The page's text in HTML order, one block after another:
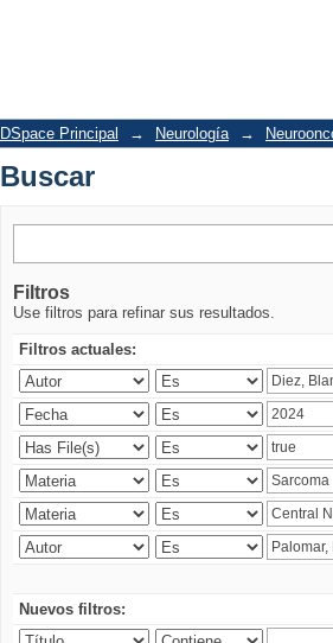
DSpace Principal → Neurología →
Buscar
Filtros
Use filtros para refinar sus resultados.
Filtros actuales:
Nuevos filtros: